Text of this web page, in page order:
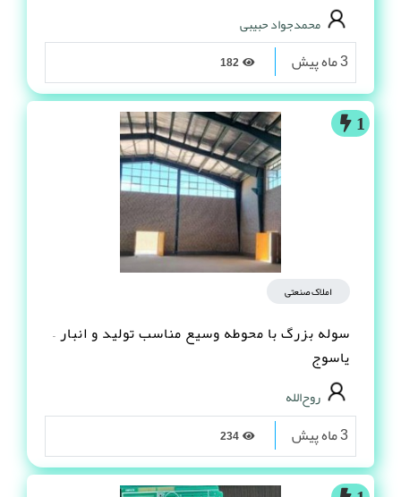
محمدجواد حبیبی
3 ماه پیش
1
املاک صنعتی
سوله بزرگ با محوطه وسیع مناسب تولید و انبار –
یاسوج
روح‌الله
3 ماه پیش